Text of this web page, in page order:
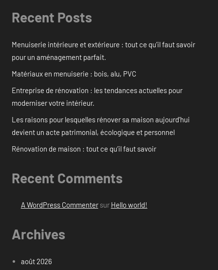
Recent Posts
Menuiserie intérieure et extérieure : tout ce qu’il faut savoir
pour un aménagement parfait.
Matériaux en menuiserie : bois, alu, PVC
Entreprise de rénovation : les tendances actuelles pour
moderniser votre intérieur.
Les raisons pour lesquelles rénover sa maison aujourd’hui
devient un acte patrimonial, écologique et personnel
Rénovation de maison : tout ce qu’il faut savoir
Recent Comments
A WordPress Commentersur Hello world!
Archives
août 2026